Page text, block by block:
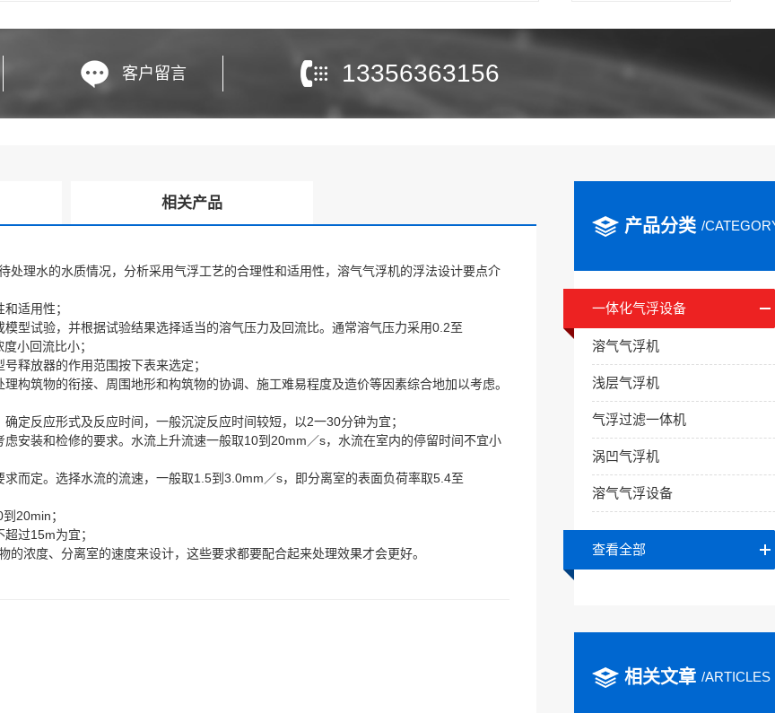
客户留言 13356363156
相关产品
处理水的水质情况，分析采用气浮工艺的合理性和适用性，溶气气浮机的浮法设计要点介
适用性；
试验，并根据试验结果选择适当的溶气压力及回流比。通常溶气压力采用0.2至
小回流比小；
释放器的作用范围按下表来选定；
筑物的衔接、周围地形和构筑物的协调、施工难易程度及造价等因素综合地加以考虑。
反应形式及反应时间，一般沉淀反应时间较短，以2一30分钟为宜；
装和检修的要求。水流上升流速一般取10到20mm／s，水流在室内的停留时间不宜小
定。选择水流的流速，一般取1.5到3.0mm／s，即分离室的表面负荷率取5.4至
20min；
过15m为宜；
度、分离室的速度来设计，这些要求都要配合起来处理效果才会更好。
产品分类 /
一体化气浮设备
溶气气浮机
浅层气浮机
气浮过滤一体机
涡凹气浮机
溶气气浮设备
查看全部
相关文章 /ARTICLES